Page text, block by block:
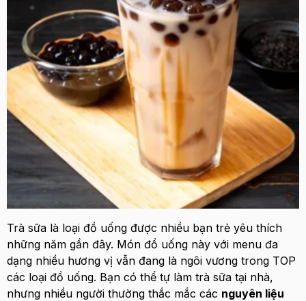
Trà sữa là loại đồ uống được nhiều bạn trẻ yêu thích
những năm gần đây. Món đồ uống này với menu đa
dạng nhiều hương vị vẫn đang là ngôi vương trong TOP
các loại đồ uống. Bạn có thể tự làm trà sữa tại nhà,
nhưng nhiều người thường thắc mắc các nguyên liệu